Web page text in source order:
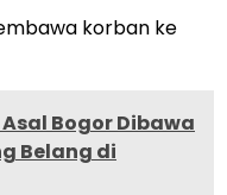
korban ke
Asal Bogor Dibawa
Belang di